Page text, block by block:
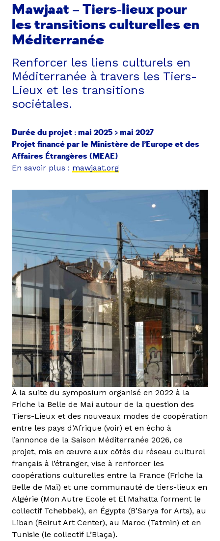
Mawjaat – Tiers-lieux pour
les transitions culturelles en
Méditerranée
Renforcer les liens culturels en
Méditerranée à travers les Tiers-
Lieux et les transitions
sociétales.
Durée du projet : mai 2025 > mai 2027
Projet financé par le Ministère de l’Europe et des
Affaires Étrangères (MEAE)
En savoir plus : mawjaat.org
À la suite du symposium organisé en 2022 à la
Friche la Belle de Mai autour de la question des
Tiers-Lieux et des nouveaux modes de coopération
entre les pays d’Afrique (voir) et en écho à
l’annonce de la Saison Méditerranée 2026, ce
projet, mis en œuvre aux côtés du réseau culturel
français à l’étranger, vise à renforcer les
coopérations culturelles entre la France (Friche la
Belle de Mai) et une communauté de tiers-lieux en
Algérie (Mon Autre Ecole et El Mahatta forment le
collectif Tchebbek), en Égypte (B’Sarya for Arts), au
Liban (Beirut Art Center), au Maroc (Tatmin) et en
Tunisie (le collectif L’Blaça).